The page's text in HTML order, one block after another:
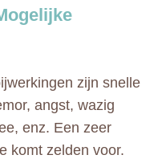
zijn snelle
angst, wazig
enz. Een zeer
komt zelden voor.